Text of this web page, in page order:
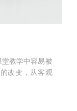
教学中容易被
改变，从客观